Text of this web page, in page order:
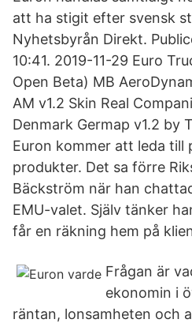
att ha stigit efter svensk
Nyhetsbyrån Direkt.
10:41. 2019-11-29 Euro
Open Beta) MB
AM v1.2 Skin Real
Denmark Germap v1.2 by
Euron kommer att leda till
produkter. Det sa förre
Bäckström när han
EMU-valet. Själv tänker
får en räkning hem på
Frågan är
ekonomin i
räntan, lonsamheten och